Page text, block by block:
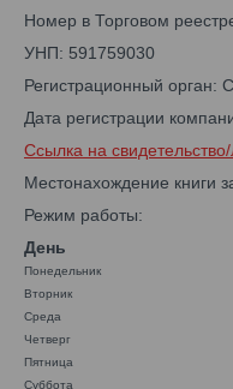
Номер в Торговом
УНП: 591759030
Регистрационный орган:
Дата регистрации
Ссылка на
Местонахождение книги
Режим работы:
День
Понедельник
Вторник
Среда
Четверг
Пятница
Суббота